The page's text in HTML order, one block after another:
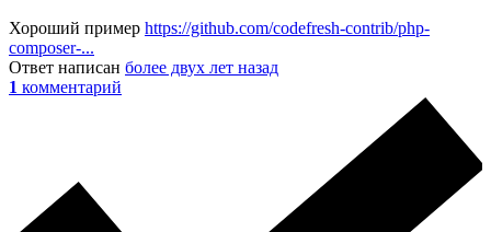
Хороший пример https://github.com/codefresh-contrib/php-
composer-...
Ответ написан более двух лет назад
1 комментарий